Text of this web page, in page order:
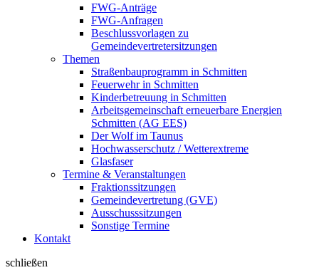
FWG-Anträge
FWG-Anfragen
Beschlussvorlagen zu
Gemeindevertretersitzungen
Themen
Straßenbauprogramm in Schmitten
Feuerwehr in Schmitten
Kinderbetreuung in Schmitten
Arbeitsgemeinschaft erneuerbare Energien
Schmitten (AG EES)
Der Wolf im Taunus
Hochwasserschutz / Wetterextreme
Glasfaser
Termine & Veranstaltungen
Fraktionssitzungen
Gemeindevertretung (GVE)
Ausschusssitzungen
Sonstige Termine
Kontakt
schließen